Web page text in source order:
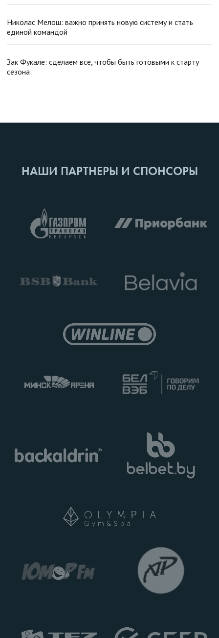
Николас Мелош: важно принять новую систему и стать
единой командой
Зак Фукале: сделаем все, чтобы быть готовыми к старту
сезона
НАШИ ПАРТНЕРЫ И СПОНСОРЫ